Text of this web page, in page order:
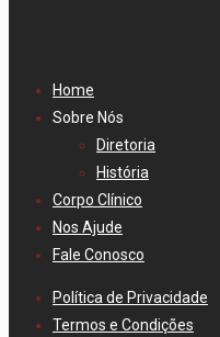
Home
Sobre Nós
Diretoria
História
Corpo Clínico
Nos Ajude
Fale Conosco
Política de Privacidade
Termos e Condições